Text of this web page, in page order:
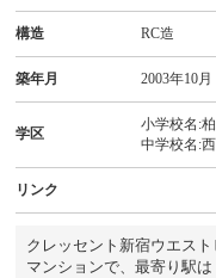
構造 RC造
築年月 2003年10月
学区
小学校名:
中学校名:
リンク
クレッセント新宿ウエス
マンションで、最寄り駅